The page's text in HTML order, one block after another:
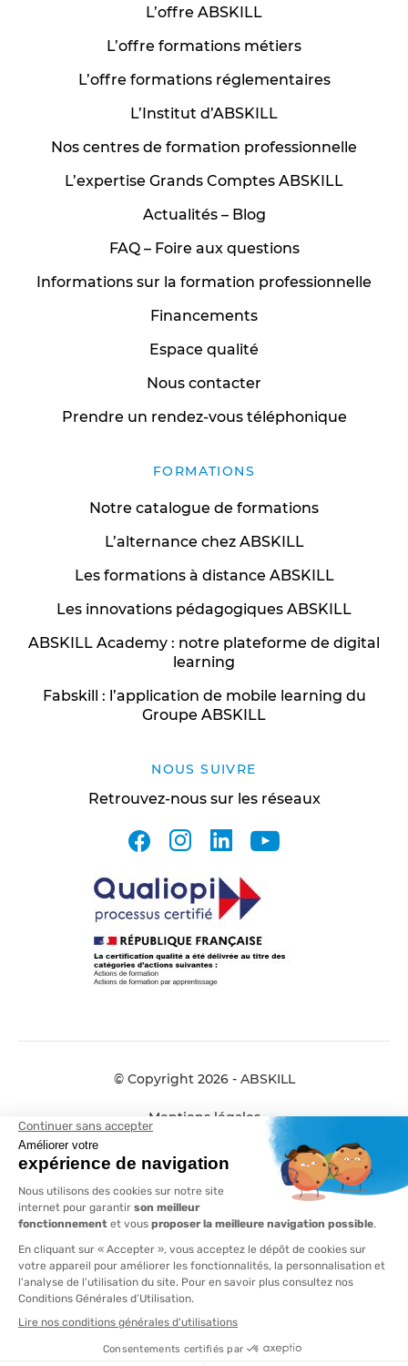
AFTRAL et ABSKILL fusionnent pour
vous offrir plus de proximité, plus de
L’offre ABSKILL
L’offre formations métiers
L’offre formations réglementaires
L’Institut d’ABSKILL
Nos centres de formation professionnelle
L’expertise Grands Comptes ABSKILL
Actualités – Blog
FAQ – Foire aux questions
Informations sur la formation professionnelle
Financements
Espace qualité
Nous contacter
Prendre un rendez-vous téléphonique
FORMATIONS
Notre catalogue de formations
L’alternance chez ABSKILL
Les formations à distance ABSKILL
Les innovations pédagogiques ABSKILL
ABSKILL Academy : notre plateforme de digital
learning
Fabskill : l’application de mobile learning du
Groupe ABSKILL
NOUS SUIVRE
Retrouvez-nous sur les réseaux
facebook instagram linkedin youtube
© Copyright 2026 - ABSKILL
Mentions légales
Données personnelles
Conditions générales de vente
Plan de site
Compliance